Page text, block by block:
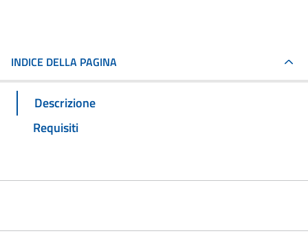
INDICE DELLA PAGINA
Descrizione
Requisiti